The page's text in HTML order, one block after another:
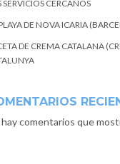
SERVICIOS CERCANOS
DE NOVA ICARIA
DE CREMA CATALANA
comentarios que